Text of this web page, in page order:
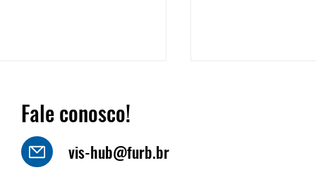
Fale conosco!
vis-hub@furb.br